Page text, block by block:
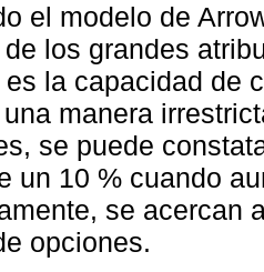
el modelo de
los grandes
es la capacidad de
manera
se puede
un 10 % cuando
se acercan
opciones.